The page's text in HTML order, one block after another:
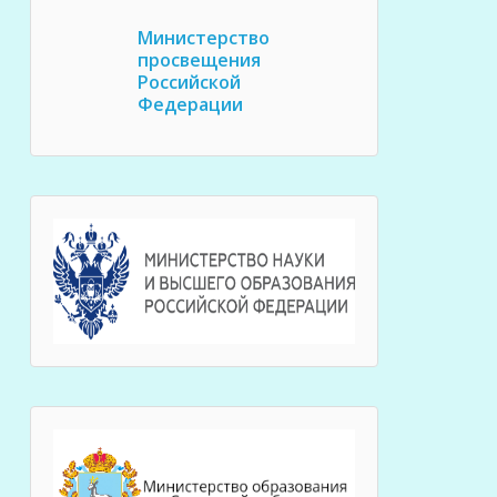
Министерство
просвещения
Российской
Федерации